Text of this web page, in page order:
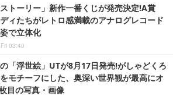
ストーリー」新作一番くじが発売決定!A賞
ィたちがレトロ感満載のアナログレコード
で立体化
03:40
「浮世絵」UTが8月17日発売!がしゃどくろ
モチーフにした、奥深い世界観が最高にオ
目の写真・画像